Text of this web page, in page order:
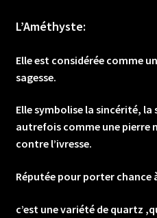
L’Améthyste:
Elle est considérée comme
sagesse.
Elle symbolise la sincérité,
autrefois comme une pierre
contre l’ivresse.
Réputée pour porter chance
c’est une variété de quartz